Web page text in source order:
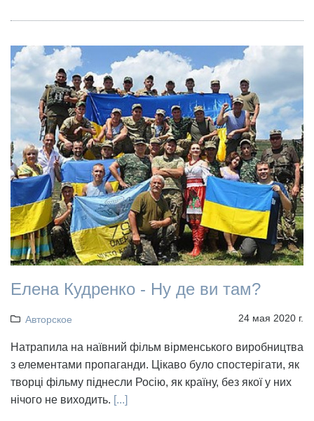
Елена Кудренко - Ну де ви там?
Авторское 24 мая 2020 г.
Натрапила на наївний фільм вірменського виробництва
з елементами пропаганди. Цікаво було спостерігати, як
творці фільму піднесли Росію, як країну, без якої у них
нічого не виходить. [...]